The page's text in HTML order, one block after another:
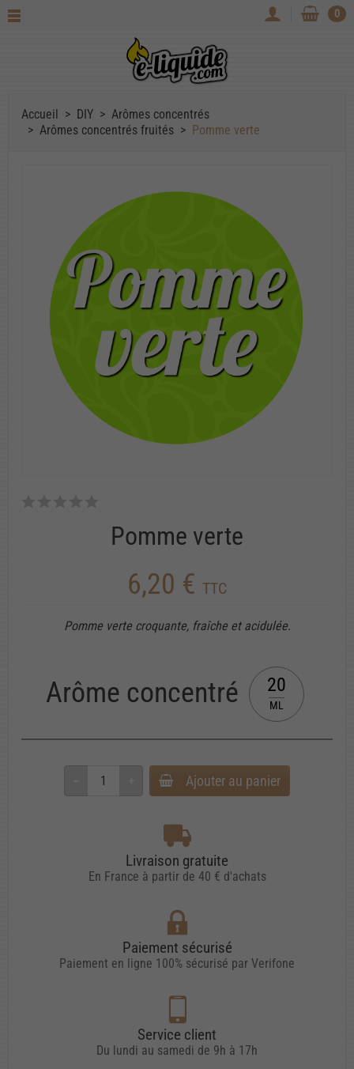
0
Accueil DIY
Arômes concentrés
Arômes concentrés fruités
Pomme verte
Pomme verte
6,20 € TTC
Pomme verte croquante, fraîche et acidulée.
Arôme concentré 20
ML
Ajouter au panier
Livraison gratuite
En France à partir de 40 € d'achats
Paiement sécurisé
Paiement en ligne 100% sécurisé par Verifone
Service client
Du lundi au samedi de 9h à 17h